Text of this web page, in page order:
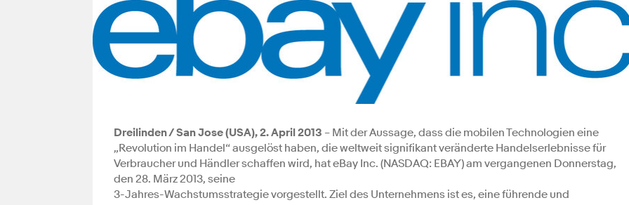
Dreilinden / San Jose (USA), 2. April 2013 – Mit der Aussage, dass die mobilen Technologien eine
„Revolution im Handel“ ausgelöst haben, die weltweit signifikant veränderte Handelserlebnisse für
Verbraucher und Händler schaffen wird, hat eBay Inc. (NASDAQ: EBAY) am vergangenen Donnerstag,
den 28. März 2013, seine
3-Jahres-Wachstumsstrategie vorgestellt. Ziel des Unternehmens ist es, eine führende und